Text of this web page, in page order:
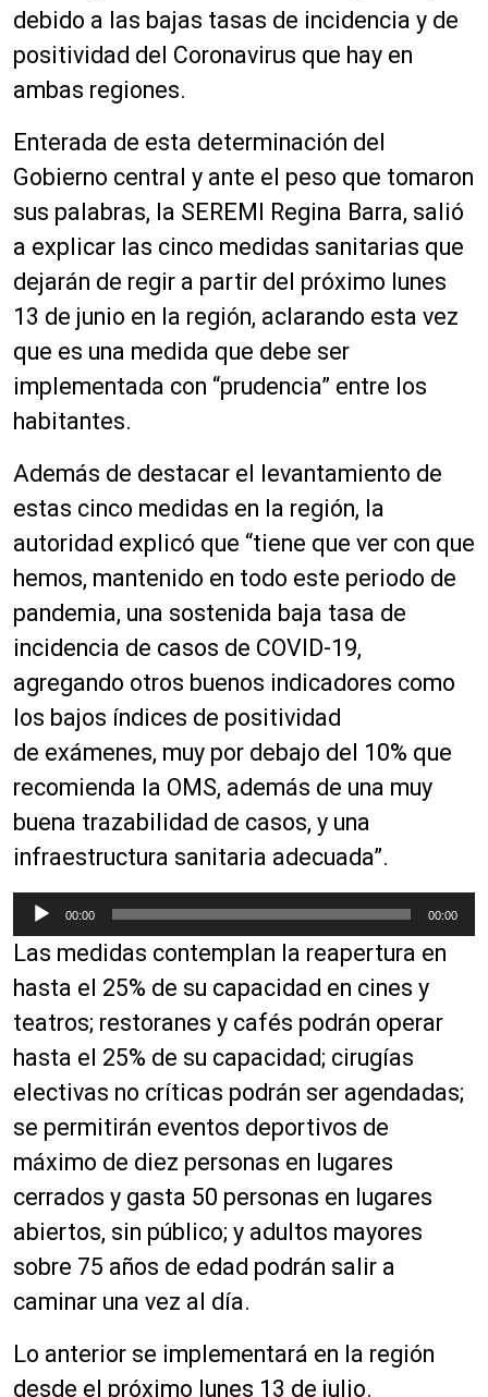
o
r
d
a
u
d
i
o
debido a las bajas tasas de incidencia y de
positividad del Coronavirus que hay en
ambas regiones.
Enterada de esta determinación del
Gobierno central y ante el peso que tomaron
sus palabras, la SEREMI Regina Barra, salió
a explicar las cinco medidas sanitarias que
dejarán de regir a partir del próximo lunes
13 de junio en la región, aclarando esta vez
que es una medida que debe ser
implementada con “prudencia” entre los
habitantes.
Además de destacar el levantamiento de
estas cinco medidas en la región, la
autoridad explicó que “tiene que ver con que
hemos, mantenido en todo este periodo de
pandemia, una sostenida baja tasa de
incidencia de casos de COVID-19,
agregando otros buenos indicadores como
los bajos índices de positividad
de exámenes, muy por debajo del 10% que
recomienda la OMS, además de una muy
buena trazabilidad de casos, y una
infraestructura sanitaria adecuada”.
e
p
r
o
d
u
c
o
r
d
a
u
d
o
00:00 00:00
Las medidas contemplan la reapertura en
hasta el 25% de su capacidad en cines y
teatros; restoranes y cafés podrán operar
hasta el 25% de su capacidad; cirugías
electivas no críticas podrán ser agendadas;
se permitirán eventos deportivos de
máximo de diez personas en lugares
cerrados y gasta 50 personas en lugares
abiertos, sin público; y adultos mayores
sobre 75 años de edad podrán salir a
caminar una vez al día.
Lo anterior se implementará en la región
desde el próximo lunes 13 de julio.